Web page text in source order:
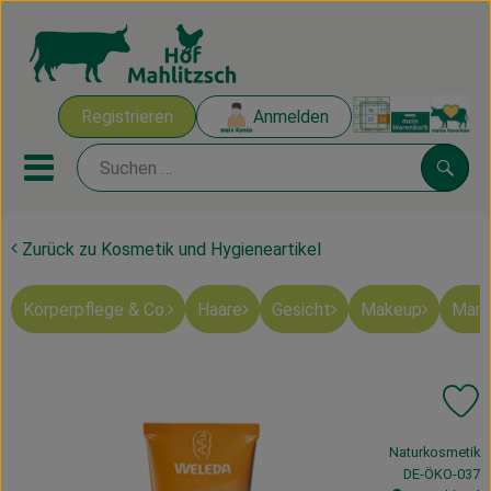
Registrieren Anmelden
Mobiles Menu öffnen oder
Ökokisten
Mahlitzscher Produkte
Obst & Gemüse
Zurück zu Kosmetik und Hygieneartikel
Körperpflege & Co. Haare Gesicht Makeup
, Verband:
Naturkosmetik
,DE-ÖKO-037